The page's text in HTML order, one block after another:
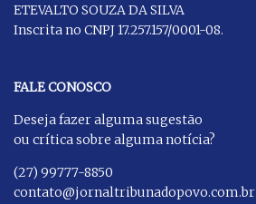
ETEVALTO SOUZA DA SILVA
Inscrita no CNPJ 17.257.157/0001-08.
FALE CONOSCO
Deseja fazer alguma sugestão
ou crítica sobre alguma notícia?
(27) 99777-8850
contato@jornaltribunadopovo.com.br